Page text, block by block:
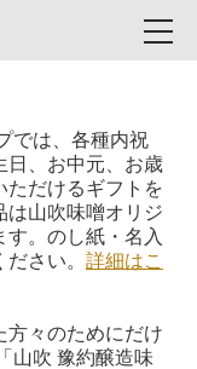
では、各種内祝
日、お中元、お歳
ただけるギフトを
は山吹味噌オリジ
。のし紙・名入
さい。 詳細はこ
方々のためにだけ
山吹 豫約醸造味